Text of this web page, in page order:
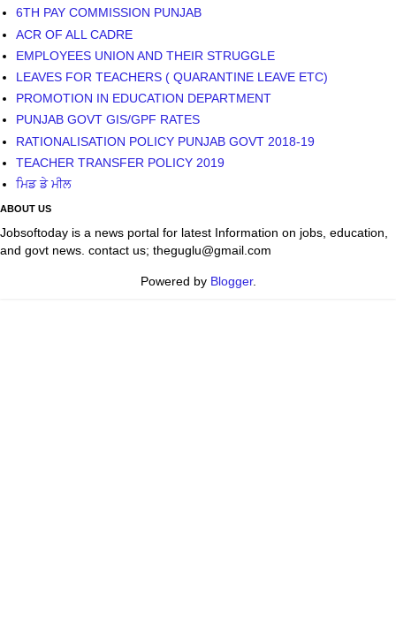
6TH PAY COMMISSION PUNJAB
ACR OF ALL CADRE
EMPLOYEES UNION AND THEIR STRUGGLE
LEAVES FOR TEACHERS ( QUARANTINE LEAVE ETC)
PROMOTION IN EDUCATION DEPARTMENT
PUNJAB GOVT GIS/GPF RATES
RATIONALISATION POLICY PUNJAB GOVT 2018-19
TEACHER TRANSFER POLICY 2019
ਮਿਡ ਡੇ ਮੀਲ
ABOUT US
Jobsoftoday is a news portal for latest Information on jobs, education,
and govt news. contact us; theguglu@gmail.com
Powered by Blogger.